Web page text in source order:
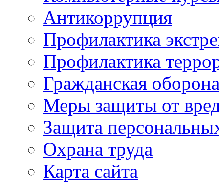
Антикоррупция
Профилактика
Профилактика
Гражданская оборона
Меры защиты от
Защита
Охрана труда
Карта сайта